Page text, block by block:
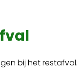
bij het restafval.